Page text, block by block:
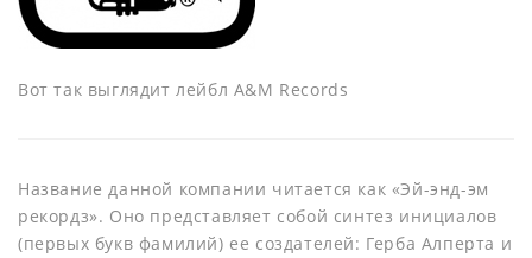
Вот так выглядит лейбл A&M Records
Название данной компании читается как «Эй-энд-эм
рекордз». Оно представляет собой синтез инициалов
(первых букв фамилий) ее создателей: Герба Алперта и